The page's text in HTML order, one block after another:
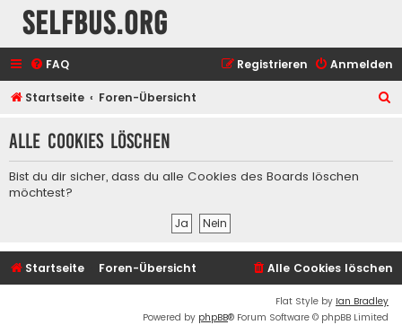
selfbus.org
FAQ Anmelden
Registrieren
Startseite Foren-Übersicht
h
Alle Cookies löschen
Bist du dir sicher, dass du alle Cookies des Boards löschen
möchtest?
Startseite Foren-Übersicht Alle Cookies löschen
Flat Style by Ian Bradley
Powered by phpBB® Forum Software © phpBB Limited